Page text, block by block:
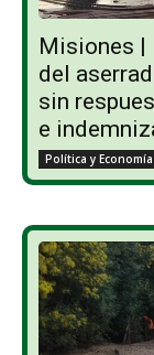
Misiones |
del
sin
e
Política y Economía